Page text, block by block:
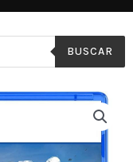
BUSCAR